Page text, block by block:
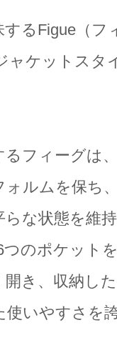
るFigue（フ
ャケットスタ
フィーグは
ルムを保ち
な状態を維
つのポケット
き、収納し
使いやすさを